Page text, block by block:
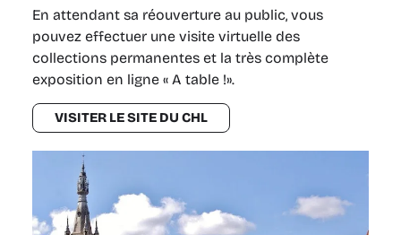
En attendant sa réouverture au public, vous
pouvez effectuer une visite virtuelle des
collections permanentes et la très complète
exposition en ligne « A table !».
VISITER LE SITE DU CHL